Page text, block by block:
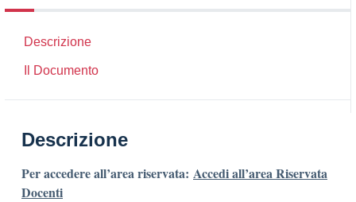
Descrizione
Il Documento
Descrizione
Per accedere all’area riservata: Accedi all’area Riservata
Docenti